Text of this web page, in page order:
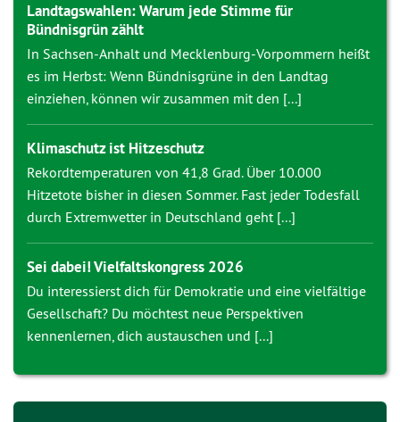
Landtagswahlen: Warum jede Stimme für
Bündnisgrün zählt
In Sachsen-Anhalt und Mecklenburg-Vorpommern heißt
es im Herbst: Wenn Bündnisgrüne in den Landtag
einziehen, können wir zusammen mit den [...]
Klimaschutz ist Hitzeschutz
Rekordtemperaturen von 41,8 Grad. Über 10.000
Hitzetote bisher in diesen Sommer. Fast jeder Todesfall
durch Extremwetter in Deutschland geht [...]
Sei dabei! Vielfaltskongress 2026
Du interessierst dich für Demokratie und eine vielfältige
Gesellschaft? Du möchtest neue Perspektiven
kennenlernen, dich austauschen und [...]